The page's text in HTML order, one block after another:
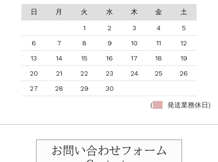
日 月 火 水 木 金 土
1 2 3 4
5
6
7 8 9 10 11
12
13
14 15 16 17 18
19
20
21 22 23 24 25
26
27
28 29 30
( 発送業務休日)